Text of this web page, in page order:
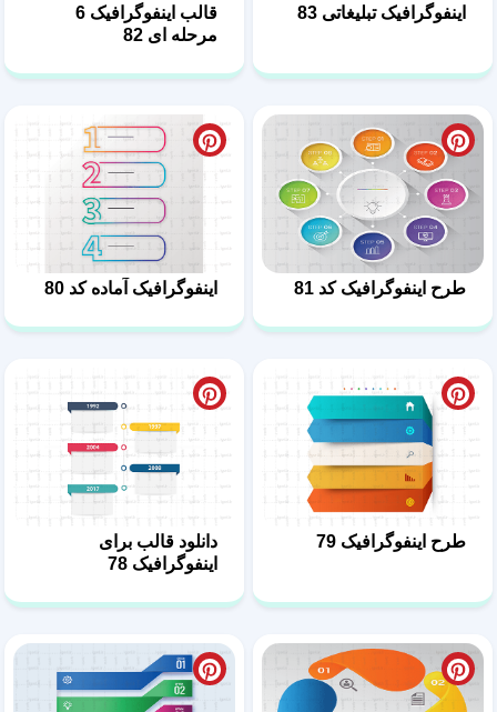
اینفوگرافیک تبلیغاتی 83
قالب اینفوگرافیک 6
مرحله ای 82
طرح اینفوگرافیک کد 81 اینفوگرافیک آماده کد 80
طرح اینفوگرافیک 79
دانلود قالب برای
اینفوگرافیک 78